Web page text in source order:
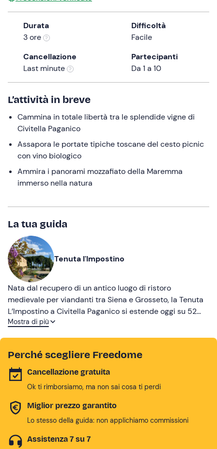
the
question
mark
the
shortcuts
for
changing
dates.
Durata
3 ore
Difficoltà
Facile
Cancellazione
Last minute
Partecipanti
Da 1 a 10
L’attività in breve
Cammina in totale libertà tra le splendide vigne di
Civitella Paganico
Assapora le portate tipiche toscane del cesto picnic
con vino biologico
Ammira i panorami mozzafiato della Maremma
immerso nella natura
La tua guida
Tenuta l'Impostino
Nata dal recupero di un antico luogo di ristoro
medievale per viandanti tra Siena e Grosseto, la Tenuta
L’Impostino a Civitella Paganico si estende oggi su 52
ettari tra boschi, ulivi e dolci declivi vitati. La struttura è
attività ricettiva. Qui si producono vini biologici eleganti
e robusti, profondamente legati alla vocazione del
territorio e della DOC Montecucco.
Mostra di più
Perché scegliere Freedome
Cancellazione gratuita
Ok ti rimborsiamo, ma non sai cosa ti perdi
Miglior prezzo garantito
Lo stesso della guida: non applichiamo commissioni
Assistenza 7 su 7